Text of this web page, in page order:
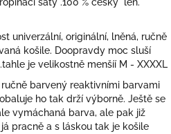
univerzální, originální, lněná, ručně
košile. Doopravdy moc sluší
je velikostně menšíí M - XXXXL
barvený reaktivními barvami
ho tak drží výborně. Ještě se
vymáchaná barva, ale pak již
pracně a s láskou tak je košile